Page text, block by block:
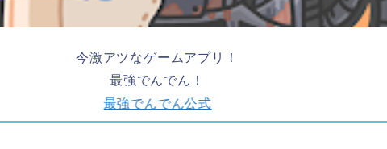
今激アツなゲームアプリ！
最強でんでん！
最強でんでん公式